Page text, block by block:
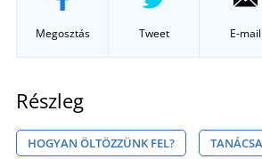
Megosztás Tweet E-mail
Részleg
HOGYAN ÖLTÖZZÜNK FEL?